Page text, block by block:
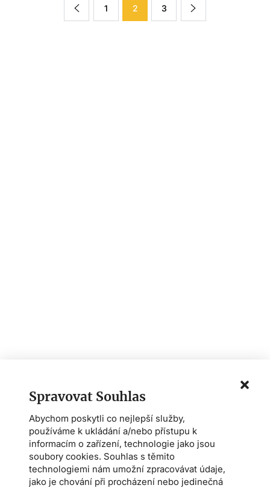
Spravovat Souhlas
Abychom poskytli co nejlepší služby,
používáme k ukládání a/nebo přístupu k
informacím o zařízení, technologie jako jsou
soubory cookies. Souhlas s těmito
technologiemi nám umožní zpracovávat údaje,
jako je chování při procházení nebo jedinečná
1 2 3